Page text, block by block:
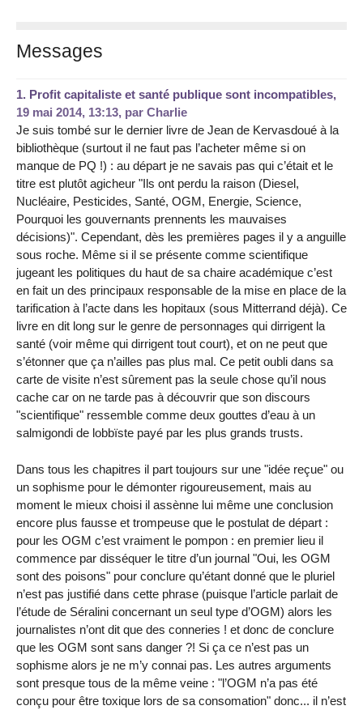
Messages
1. Profit capitaliste et santé publique sont incompatibles,
19 mai 2014, 13:13, par Charlie
Je suis tombé sur le dernier livre de Jean de Kervasdoué à la
bibliothèque (surtout il ne faut pas l’acheter même si on
manque de PQ !) : au départ je ne savais pas qui c’était et le
titre est plutôt agicheur "Ils ont perdu la raison (Diesel,
Nucléaire, Pesticides, Santé, OGM, Energie, Science,
Pourquoi les gouvernants prennents les mauvaises
décisions)". Cependant, dès les premières pages il y a anguille
sous roche. Même si il se présente comme scientifique
jugeant les politiques du haut de sa chaire académique c’est
en fait un des principaux responsable de la mise en place de la
tarification à l’acte dans les hopitaux (sous Mitterrand déjà). Ce
livre en dit long sur le genre de personnages qui dirrigent la
santé (voir même qui dirrigent tout court), et on ne peut que
s’étonner que ça n’ailles pas plus mal. Ce petit oubli dans sa
carte de visite n’est sûrement pas la seule chose qu’il nous
cache car on ne tarde pas à découvrir que son discours
"scientifique" ressemble comme deux gouttes d’eau à un
salmigondi de lobbïste payé par les plus grands trusts.
Dans tous les chapitres il part toujours sur une "idée reçue" ou
un sophisme pour le démonter rigoureusement, mais au
moment le mieux choisi il assènne lui même une conclusion
encore plus fausse et trompeuse que le postulat de départ :
pour les OGM c’est vraiment le pompon : en premier lieu il
commence par disséquer le titre d’un journal "Oui, les OGM
sont des poisons" pour conclure qu’étant donné que le pluriel
n’est pas justifié dans cette phrase (puisque l’article parlait de
l’étude de Séralini concernant un seul type d’OGM) alors les
journalistes n’ont dit que des conneries ! et donc de conclure
que les OGM sont sans danger ?! Si ça ce n’est pas un
sophisme alors je ne m’y connai pas. Les autres arguments
sont presque tous de la même veine : "l’OGM n’a pas été
conçu pour être toxique lors de sa consomation" donc... il n’est